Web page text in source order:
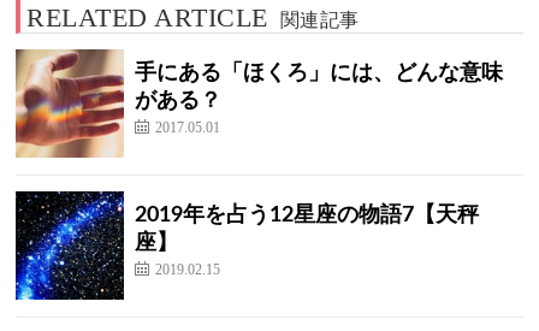
RELATED ARTICLE 関連記事
手にある「ほくろ」には、どんな意味
がある？
2017.05.01
2019年を占う12星座の物語7【天秤
座】
2019.02.15